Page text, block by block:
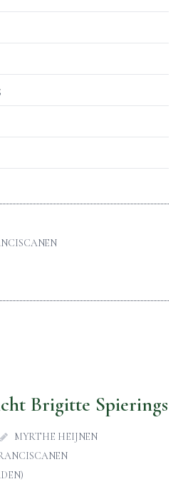
Brigitte Spierings
MYRTHE HEIJNEN